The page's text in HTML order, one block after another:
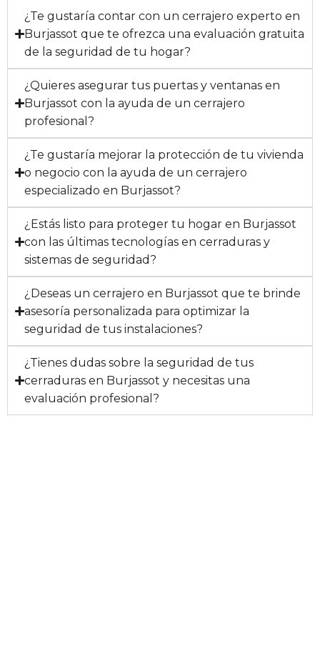
¿Te gustaría contar con un cerrajero experto en
Burjassot que te ofrezca una evaluación gratuita
de la seguridad de tu hogar?
¿Quieres asegurar tus puertas y ventanas en
Burjassot con la ayuda de un cerrajero
profesional?
¿Te gustaría mejorar la protección de tu vivienda
o negocio con la ayuda de un cerrajero
especializado en Burjassot?
¿Estás listo para proteger tu hogar en Burjassot
con las últimas tecnologías en cerraduras y
sistemas de seguridad?
¿Deseas un cerrajero en Burjassot que te brinde
asesoría personalizada para optimizar la
seguridad de tus instalaciones?
¿Tienes dudas sobre la seguridad de tus
cerraduras en Burjassot y necesitas una
evaluación profesional?